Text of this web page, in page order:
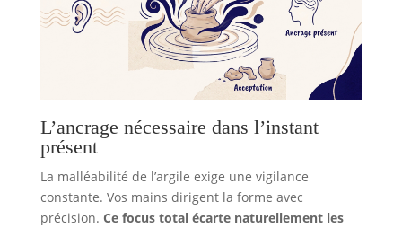
L’ancrage nécessaire dans l’instant
présent
La malléabilité de l’argile exige une vigilance
constante. Vos mains dirigent la forme avec
précision. Ce focus total écarte naturellement les